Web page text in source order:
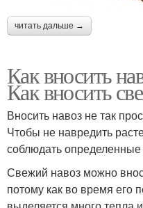
читать дальше →
Как вносить
Как вносить
Вносить навоз не так
Чтобы не навредить
соблюдать
Свежий навоз можно
потому как во время его